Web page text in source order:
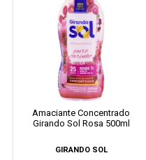
Amaciante Concentrado
Girando Sol Rosa 500ml
GIRANDO SOL